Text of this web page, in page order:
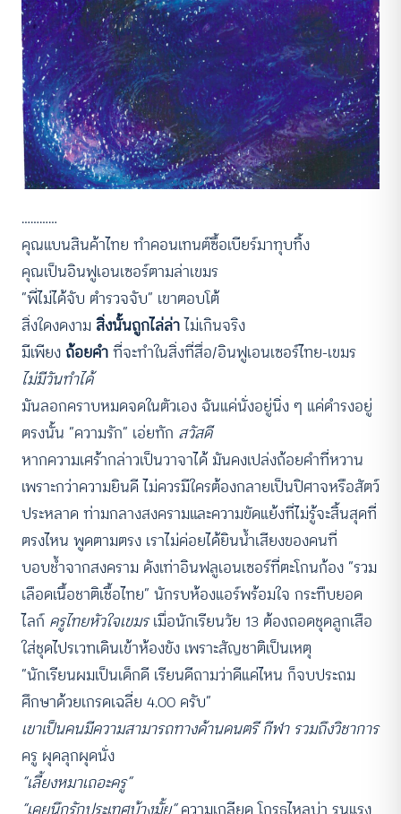
…………
คุณแบนสินค้าไทย ทำคอนเทนต์ซื้อเบียร์มาทุบทิ้ง
คุณเป็นอินฟูเอนเซอร์ตามล่าเขมร
“พี่ไม่ได้จับ ตำรวจจับ” เขาตอบโต้
สิ่งใดงดงามสิ่งนั้นถูกไล่ล่าไม่เกินจริง
มีเพียงถ้อยคำที่จะทำในสิ่งที่สื่อ/อินฟูเอนเซอร์ไทย-เขมร
ไม่มีวันทำได้
มันลอกคราบหมดจดในตัวเอง ฉันแค่นั่งอยู่นิ่ง ๆ แค่ดำรงอยู่
ตรงนั้น “ความรัก” เอ่ยทัก สวัสดี
หากความเศร้ากล่าวเป็นวาจาได้ มันคงเปล่งถ้อยคำที่หวาน
เพราะกว่าความยินดี ไม่ควรมีใครต้องกลายเป็นปิศาจหรือสัตว์
ประหลาด ท่ามกลางสงครามและความขัดแย้งที่ไม่รู้จะสิ้นสุดที่
ตรงไหน พูดตามตรง เราไม่ค่อยได้ยินน้ำเสียงของคนที่
บอบช้ำจากสงคราม ดังเท่าอินฟลูเอนเซอร์ที่ตะโกนก้อง “รวม
เลือดเนื้อชาติเชื้อไทย” นักรบห้องแอร์พร้อมใจ กระทืบยอด
ไลก์ ครูไทยหัวใจเขมรเมื่อนักเรียนวัย 13 ต้องถอดชุดลูกเสือ
ใส่ชุดไปรเวทเดินเข้าห้องขัง เพราะสัญชาติเป็นเหตุ
“นักเรียนผมเป็นเด็กดี เรียนดีถามว่าดีแค่ไหน ก็จบประถม
ศึกษาด้วยเกรดเฉลี่ย 4.00 ครับ”
เขาเป็นคนมีความสามารถทางด้านดนตรี กีฬา รวมถึงวิชาการ
ครู ผุดลุกผุดนั่ง
“เลี้ยงหมาเถอะครู”